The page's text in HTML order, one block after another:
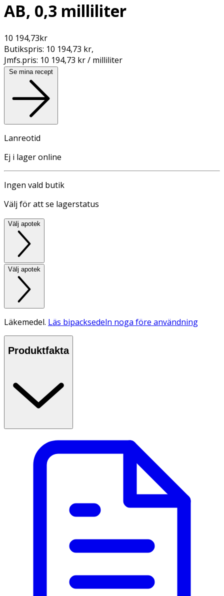
AB, 0,3 milliliter
10 194,73kr
Butikspris: 10 194,73 kr,
Jmfs.pris: 10 194,73 kr / milliliter
Se mina recept
Lanreotid
Ej i lager online
Ingen vald butik
Välj för att se lagerstatus
Välj apotek
Välj apotek
Läkemedel. Läs bipacksedeln noga före användning
Produktfakta